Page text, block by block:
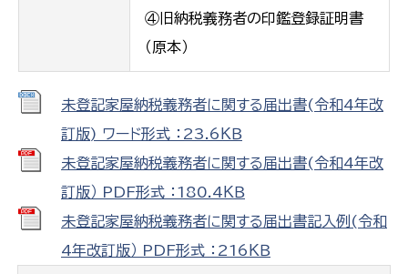
④旧納税義務者の印鑑登録証明書
（原本）
未登記家屋納税義務者に関する届出書(令和4年改
訂版) ワード形式 ：23.6ＫＢ
未登記家屋納税義務者に関する届出書(令和4年改
訂版） PDF形式 ：180.4ＫＢ
未登記家屋納税義務者に関する届出書記入例(令和
4年改訂版） PDF形式 ：216ＫＢ